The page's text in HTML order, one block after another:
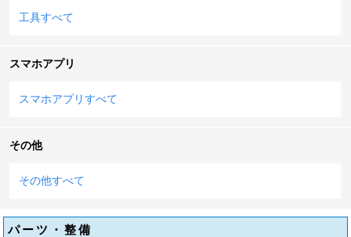
工具すべて
スマホアプリ
スマホアプリすべて
その他
その他すべて
パーツ・整備